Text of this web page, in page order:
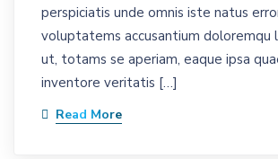
perspiciatis unde omnis iste natus
voluptatems accusantium doloremqu
ut, totams se aperiam, eaque ipsa
inventore veritatis […]
Read More